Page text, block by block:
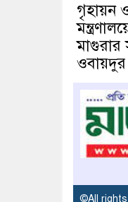
গৃহায়ন
মাগুরার
©All rights